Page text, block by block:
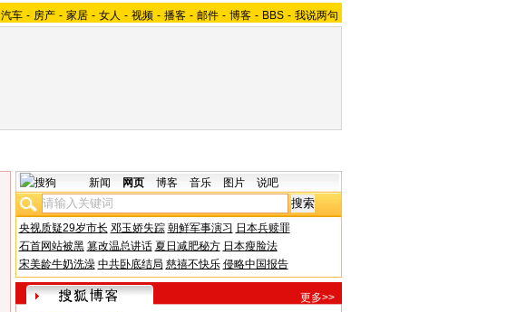
汽车 - 房产 - 家居 - 女人 - 视频 - 播客 - 邮件 - 博客 - BBS - 我说两句
新闻 网页 博客 音乐 图片 说吧
央视质疑29岁市长 邓玉娇失踪 朝鲜军事演习 日本兵赎罪
石首网站被黑 篡改温总讲话 夏日减肥秘方 日本瘦脸法
宋美龄牛奶洗澡 中共卧底结局 慈禧不快乐 侵略中国报告
更多>>